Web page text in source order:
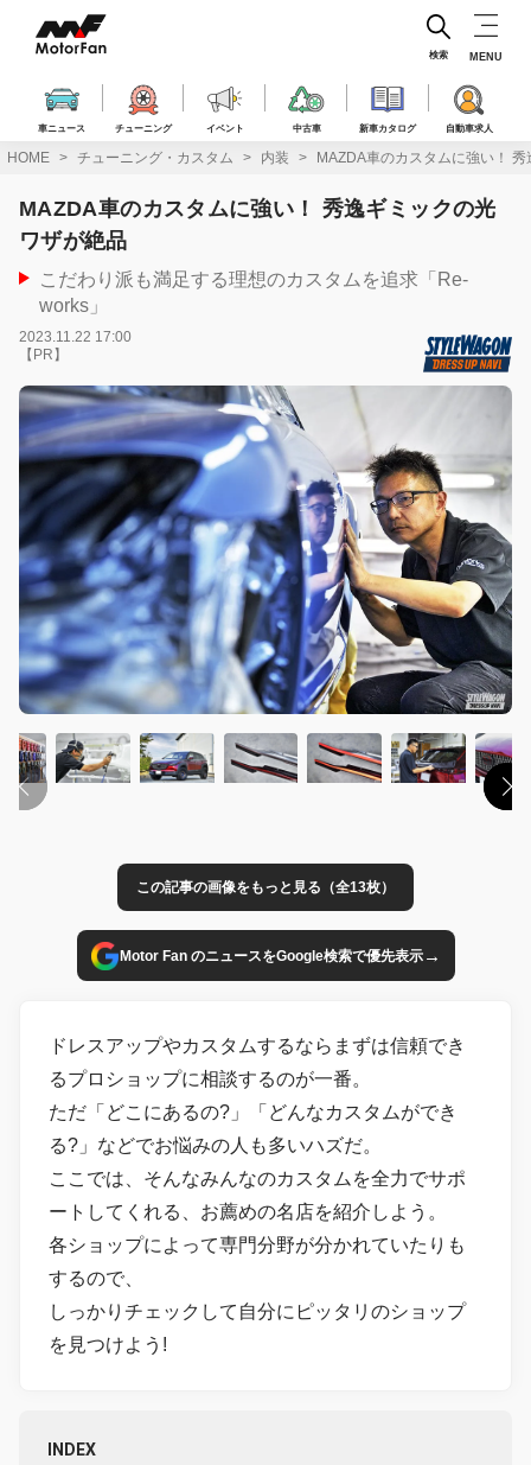
ス
車ニュース チューニング イベント 中古車 新車カタログ 自動車求人
検索 MENU
HOME チューニング・カスタム 内装 MAZDA車のカスタムに強い！
MAZDA車のカスタムに強い！ 秀逸ギミックの光
ワザが絶品
こだわり派も満足する理想のカスタムを追求「Re-
works」
2023.11.22 17:00
【PR】
この記事の画像をもっと見る（全13枚）
Motor Fan のニュースをGoogle検索で優先表示→
ドレスアップやカスタムするならまずは信頼でき
るプロショップに相談するのが一番。
ただ「どこにあるの?」「どんなカスタムができ
る?」などでお悩みの人も多いハズだ。
ここでは、そんなみんなのカスタムを全力でサポ
ートしてくれる、お薦めの名店を紹介しよう。
各ショップによって専門分野が分かれていたりも
するので、
しっかりチェックして自分にピッタリのショップ
を見つけよう!
INDEX